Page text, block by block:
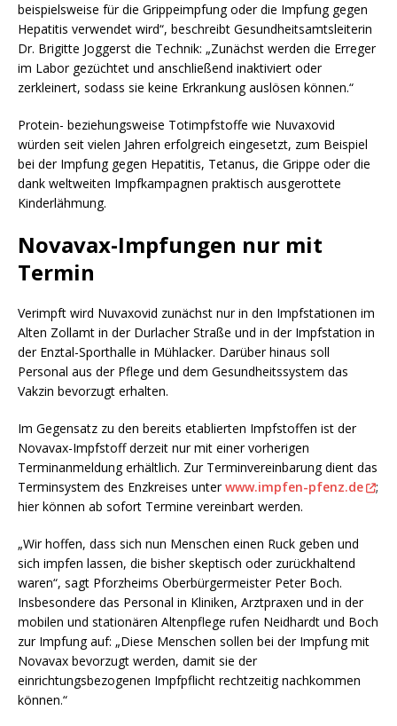
beispielsweise für die Grippeimpfung oder die Impfung gegen
Hepatitis verwendet wird“, beschreibt Gesundheitsamtsleiterin
Dr. Brigitte Joggerst die Technik: „Zunächst werden die Erreger
im Labor gezüchtet und anschließend inaktiviert oder
zerkleinert, sodass sie keine Erkrankung auslösen können.“
Protein- beziehungsweise Totimpfstoffe wie Nuvaxovid
würden seit vielen Jahren erfolgreich eingesetzt, zum Beispiel
bei der Impfung gegen Hepatitis, Tetanus, die Grippe oder die
dank weltweiten Impfkampagnen praktisch ausgerottete
Kinderlähmung.
Novavax-Impfungen nur mit
Termin
Verimpft wird Nuvaxovid zunächst nur in den Impfstationen im
Alten Zollamt in der Durlacher Straße und in der Impfstation in
der Enztal-Sporthalle in Mühlacker. Darüber hinaus soll
Personal aus der Pflege und dem Gesundheitssystem das
Vakzin bevorzugt erhalten.
Im Gegensatz zu den bereits etablierten Impfstoffen ist der
Novavax-Impfstoff derzeit nur mit einer vorherigen
Terminanmeldung erhältlich. Zur Terminvereinbarung dient das
Terminsystem des Enzkreises unterwww.impfen-pfenz.de
;
hier können ab sofort Termine vereinbart werden.
„Wir hoffen, dass sich nun Menschen einen Ruck geben und
sich impfen lassen, die bisher skeptisch oder zurückhaltend
waren“, sagt Pforzheims Oberbürgermeister Peter Boch.
Insbesondere das Personal in Kliniken, Arztpraxen und in der
mobilen und stationären Altenpflege rufen Neidhardt und Boch
zur Impfung auf: „Diese Menschen sollen bei der Impfung mit
Novavax bevorzugt werden, damit sie der
einrichtungsbezogenen Impfpflicht rechtzeitig nachkommen
können.“